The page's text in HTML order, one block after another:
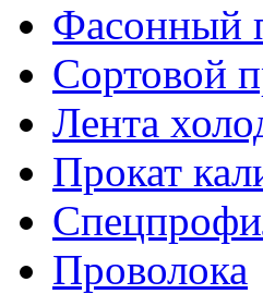
Фасонный
Сортовой
Лента
Прокат
Проволока